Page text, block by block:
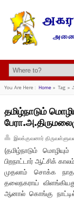
You Are Here : Home» Tag »
தமிழ்நாடும்
இலக்குவனார்
(தமிழ்நாடும்
பிறநாட்டார் ஆட்சிக்
முதலாம் சொக்க
தலைநகராய்
ஆனால் கொங்கு